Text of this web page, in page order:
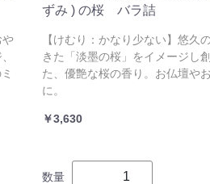
や
ずみ ) の桜 バラ詰
【けむり：かなり少ない】悠久
きた「淡墨の桜」をイメージし
た、優艶な桜の香り。お仏壇や
に。
￥3,630
数量